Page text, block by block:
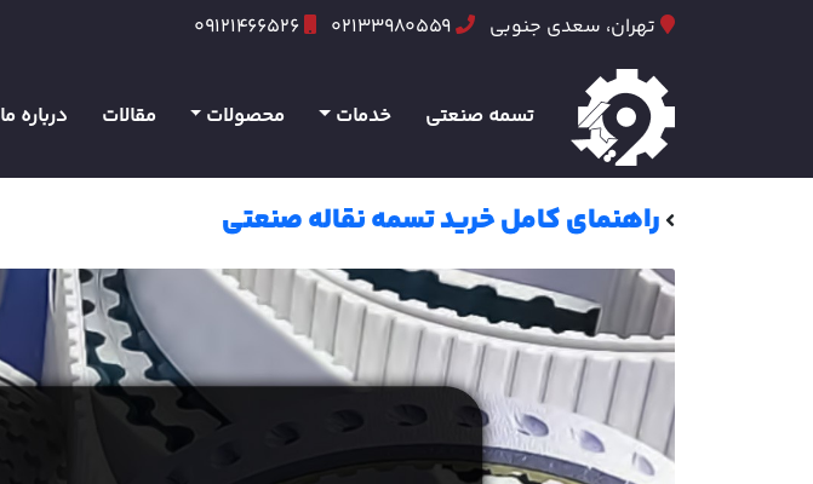
تهران، سعدی جنوبی 02133980559
09121466526
تسمه صنعتی خدمات محصولات مقالات درباره ما
راهنمای کامل خرید تسمه نقاله صنعتی